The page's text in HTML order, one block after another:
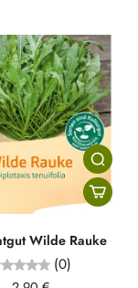
Wilde Rauke
(0)